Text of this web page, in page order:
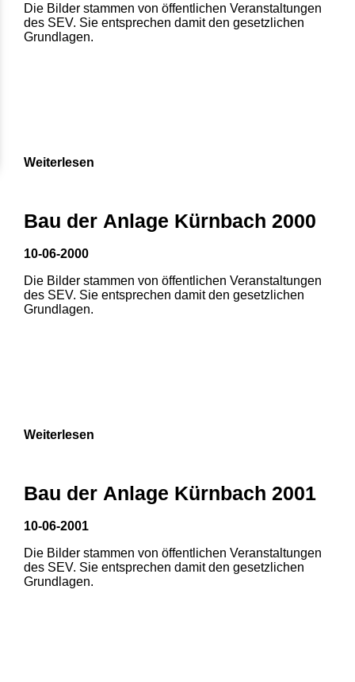
Die Bilder stammen von öffentlichen Veranstaltungen
des SEV. Sie entsprechen damit den gesetzlichen
Grundlagen.
5
6
Weiterlesen
Bau der Anlage Kürnbach 2000
10-06-2000
Die Bilder stammen von öffentlichen Veranstaltungen
des SEV. Sie entsprechen damit den gesetzlichen
Grundlagen.
Weiterlesen
Bau der Anlage Kürnbach 2001
10-06-2001
Die Bilder stammen von öffentlichen Veranstaltungen
des SEV. Sie entsprechen damit den gesetzlichen
Grundlagen.